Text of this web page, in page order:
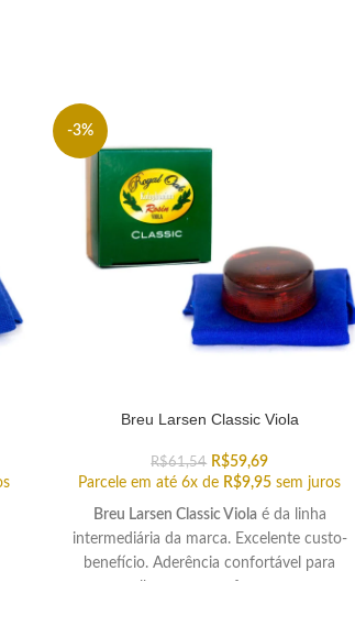
-3%
Breu Larsen Classic Viola
R$61,54 R$59,69
Parcele em até 6x de R$9,95 sem juros
Breu Larsen Classic Violaé da linha
intermediária da marca. Excelente custo-
benefício. Aderência confortável para